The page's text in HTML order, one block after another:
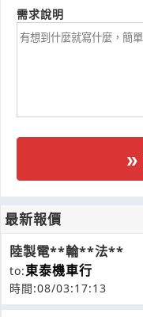
需求說明
最新報價
陸製電**輪**法**
to:東泰機車行
時間:08/03:17:13